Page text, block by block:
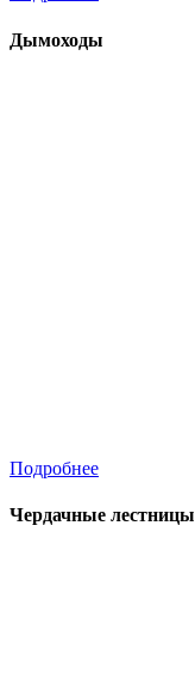
Дымоходы
Подробнее
Чердачные лестницы